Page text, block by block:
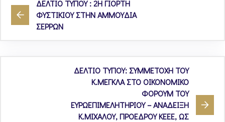
ΔΕΛΤΙΟ ΤΥΠΟΥ : 2Η ΓΙΟΡΤΗ
ΦΥΣΤΙΚΙΟΥ ΣΤΗΝ ΑΜΜΟΥΔΙΑ
ΣΕΡΡΩΝ
ΔΕΛΤΙΟ ΤΥΠΟΥ: ΣΥΜΜΕΤΟΧΗ ΤΟΥ
Κ.ΜΕΓΚΛΑ ΣΤΟ ΟΙΚΟΝΟΜΙΚΟ
ΦΟΡΟΥΜ ΤΟΥ
ΕΥΡΩΕΠΙΜΕΛΗΤΗΡΙΟΥ – ΑΝΑΔΕΙΞΗ
Κ.ΜΙΧΑΛΟΥ, ΠΡΟΕΔΡΟΥ ΚΕΕΕ, ΩΣ